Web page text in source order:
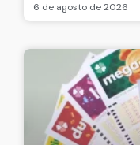
6 de agosto de 2026